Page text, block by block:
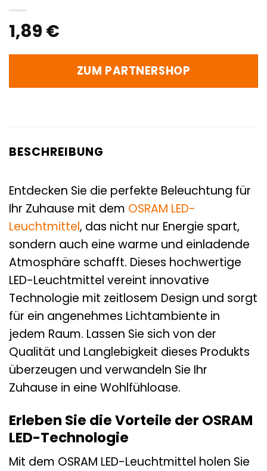
1,89 €
ZUM PARTNERSHOP
BESCHREIBUNG
Entdecken Sie die perfekte Beleuchtung für
Ihr Zuhause mit dem OSRAM LED-
Leuchtmittel, das nicht nur Energie spart,
sondern auch eine warme und einladende
Atmosphäre schafft. Dieses hochwertige
LED-Leuchtmittel vereint innovative
Technologie mit zeitlosem Design und sorgt
für ein angenehmes Lichtambiente in
jedem Raum. Lassen Sie sich von der
Qualität und Langlebigkeit dieses Produkts
überzeugen und verwandeln Sie Ihr
Zuhause in eine Wohlfühloase.
Erleben Sie die Vorteile der OSRAM
LED-Technologie
Mit dem OSRAM LED-Leuchtmittel holen Sie